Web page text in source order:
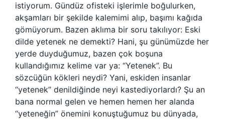
istiyorum. Gündüz ofisteki işlerimle boğulurken,
akşamları bir şekilde kalemimi alıp, başımı kağıda
gömüyorum. Bazen aklıma bir soru takılıyor: Eski
dilde yetenek ne demekti? Hani, şu günümüzde her
yerde duyduğumuz, bazen çok boşuna
kullandığımız kelime var ya: “Yetenek”. Bu
sözcüğün kökleri neydi? Yani, eskiden insanlar
“yetenek” denildiğinde neyi kastediyorlardı? Şu an
bana normal gelen ve hemen hemen her alanda
“yeteneğin” önemini konuştuğumuz bu dünyada,